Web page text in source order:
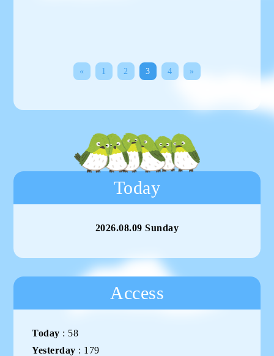
« 1 2 3 4 »
Today
2026.08.09 Sunday
Access
Today : 58
Yesterday : 179